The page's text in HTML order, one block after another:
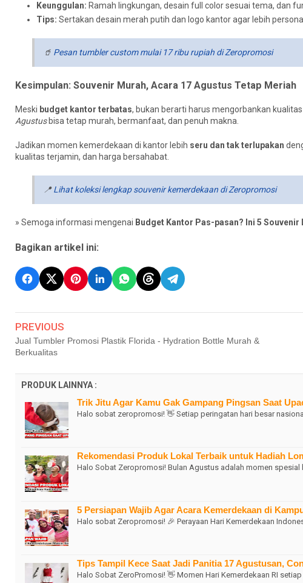
Keunggulan: Ramah lingkungan, desain full color sesuai tema, dan
Tips: Sertakan desain merah putih dan logo kantor agar lebih
🥤 Pesan tumbler custom mulai 17 ribu rupiah di Zeropromosi
Kesimpulan: Souvenir Murah, Acara 17 Agustus Tetap Meriah
Meski budget kantor terbatas, bukan berarti harus mengorbankan
Agustusbisa tetap murah, bermanfaat, dan penuh makna.
Jadikan momen kemerdekaan di kantor lebih seru dan tak terlupakan
kualitas terjamin, dan harga bersahabat.
📍Lihat koleksi lengkap souvenir kemerdekaan di Zeropromosi
» Semoga informasi mengenai Budget Kantor Pas-pasan? Ini 5
Bagikan artikel ini:
PREVIOUS
Jual Tumbler Promosi Plastik Florida - Hydration Bottle Murah &
Berkualitas
PRODUK LAINNYA :
Trik Jitu Agar Kamu Gak Gampang Pingsan Saat
Halo sobat zeropromosi! 👋 Setiap peringatan hari besar
Rekomendasi Produk Lokal Terbaik untuk Hadiah
Halo Sobat Zeropromosi! Bulan Agustus adalah momen
5 Persiapan Wajib Agar Acara Kemerdekaan di
Halo sobat Zeropromosi! 🎉 Perayaan Hari Kemerdekaan
Tips Tampil Kece Saat Jadi Panitia 17 Agustusan,
Halo Sobat ZeroPromosi! 👋 Momen Hari Kemerdekaan RI